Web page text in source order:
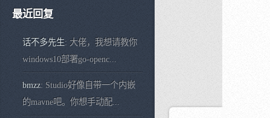
最近回复
话不多先生: 大佬，我想请教你
windows10部署go-openc...
bmzz: Studio好像自带一个内嵌
的mavne吧。你想手动配...